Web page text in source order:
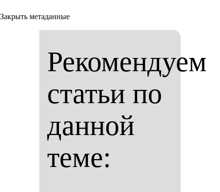
Закрыть метаданные
Рекомендуем
статьи по
данной
теме: